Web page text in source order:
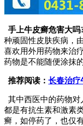
手上牛皮癣危害大吗
种顽固性皮肤疾病，
喜欢用外用药物来治
药物是不能随便涂抹
推荐阅读： 长春治疗
其中西医中的药物
都是有抗生素和激素
癣，如停药了，也仅